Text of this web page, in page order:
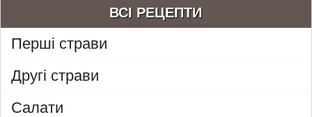
ВСІ РЕЦЕПТИ
Перші страви
Другі страви
Салати